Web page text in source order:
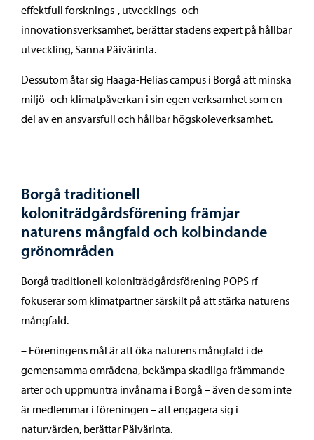
effektfull forsknings-, utvecklings- och
innovationsverksamhet, berättar stadens expert på hållbar
utveckling, Sanna Päivärinta.
Dessutom åtar sig Haaga-Helias campus i Borgå att minska
miljö- och klimatpåverkan i sin egen verksamhet som en
del av en ansvarsfull och hållbar högskoleverksamhet.
Borgå traditionell
koloniträdgårdsförening främjar
naturens mångfald och kolbindande
grönområden
Borgå traditionell koloniträdgårdsförening POPS rf
fokuserar som klimatpartner särskilt på att stärka naturens
mångfald.
– Föreningens mål är att öka naturens mångfald i de
gemensamma områdena, bekämpa skadliga främmande
arter och uppmuntra invånarna i Borgå – även de som inte
är medlemmar i föreningen – att engagera sig i
naturvården, berättar Päivärinta.